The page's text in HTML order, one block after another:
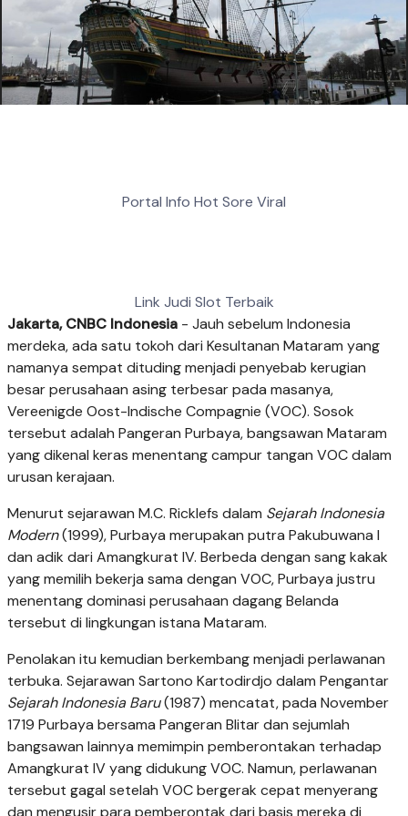
Portal Info Hot Sore Viral
Link Judi Slot Terbaik
Jakarta, CNBC Indonesia - Jauh sebelum Indonesia
merdeka, ada satu tokoh dari Kesultanan Mataram yang
namanya sempat dituding menjadi penyebab kerugian
besar perusahaan asing terbesar pada masanya,
Vereenigde Oost-Indische Compagnie (VOC). Sosok
tersebut adalah Pangeran Purbaya, bangsawan Mataram
yang dikenal keras menentang campur tangan VOC dalam
urusan kerajaan.
Menurut sejarawan M.C. Ricklefs dalam Sejarah Indonesia
Modern(1999), Purbaya merupakan putra Pakubuwana I
dan adik dari Amangkurat IV. Berbeda dengan sang kakak
yang memilih bekerja sama dengan VOC, Purbaya justru
menentang dominasi perusahaan dagang Belanda
tersebut di lingkungan istana Mataram.
Penolakan itu kemudian berkembang menjadi perlawanan
terbuka. Sejarawan Sartono Kartodirdjo dalam Pengantar
Sejarah Indonesia Baru(1987) mencatat, pada November
1719 Purbaya bersama Pangeran Blitar dan sejumlah
bangsawan lainnya memimpin pemberontakan terhadap
Amangkurat IV yang didukung VOC. Namun, perlawanan
tersebut gagal setelah VOC bergerak cepat menyerang
dan mengusir para pemberontak dari basis mereka di